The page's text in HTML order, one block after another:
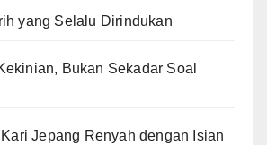
yang Selalu Dirindukan
Bukan Sekadar Soal
Jepang Renyah dengan Isian